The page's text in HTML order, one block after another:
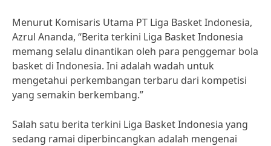
Menurut Komisaris Utama PT Liga Basket Indonesia,
Azrul Ananda, “Berita terkini Liga Basket Indonesia
memang selalu dinantikan oleh para penggemar bola
basket di Indonesia. Ini adalah wadah untuk
mengetahui perkembangan terbaru dari kompetisi
yang semakin berkembang.”
Salah satu berita terkini Liga Basket Indonesia yang
sedang ramai diperbincangkan adalah mengenai